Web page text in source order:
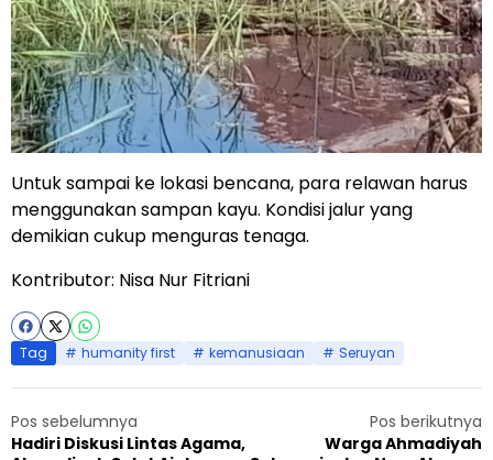
Untuk sampai ke lokasi bencana, para relawan harus
menggunakan sampan kayu. Kondisi jalur yang
demikian cukup menguras tenaga.
Kontributor: Nisa Nur Fitriani
Tag humanity first kemanusiaan Seruyan
Pos sebelumnya
Hadiri Diskusi Lintas Agama,
Pos berikutnya
Warga Ahmadiyah